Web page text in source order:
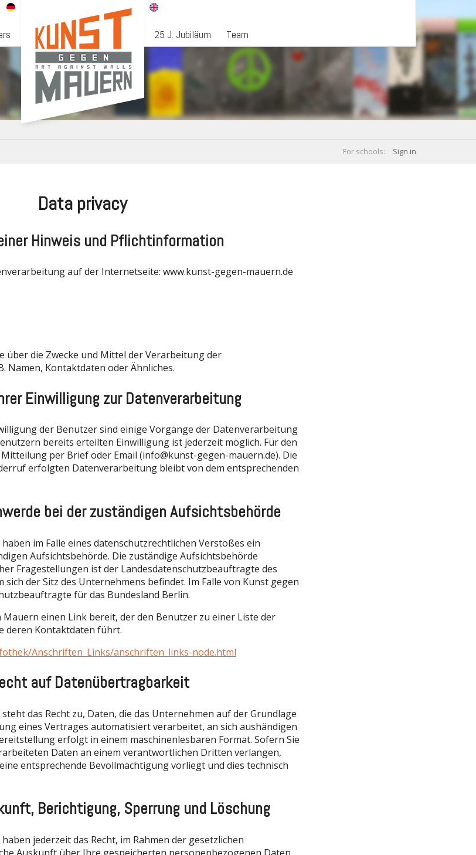
25 J. Jubiläum Team
For schools: Sign in
Data privacy
Hinweis und Pflichtinformation
auf der Internetseite: www.kunst-gegen-mauern.de
über die Zwecke und Mittel der Verarbeitung der
Namen, Kontaktdaten oder Ähnliches.
Einwilligung zur Datenverarbeitung
der Benutzer sind einige Vorgänge der Datenverarbeitung
bereits erteilten Einwilligung ist jederzeit möglich. Für den
per Brief oder Email (info@kunst-gegen-mauern.de). Die
erfolgten Datenverarbeitung bleibt von dem entsprechenden
bei der zuständigen Aufsichtsbehörde
im Falle eines datenschutzrechtlichen Verstoßes ein
Aufsichtsbehörde. Die zuständige Aufsichtsbehörde
Fragestellungen ist der Landesdatenschutzbeauftragte des
sich der Sitz des Unternehmens befindet. Im Falle von Kunst gegen
für das Bundesland Berlin.
einen Link bereit, der den Benutzer zu einer Liste der
deren Kontaktdaten führt.
Anschriften_Links/anschriften_links-node.html
auf Datenübertragbarkeit
das Recht zu, Daten, die das Unternehmen auf der Grundlage
eines Vertrages automatisiert verarbeitet, an sich aushändigen
erfolgt in einem maschinenlesbaren Format. Sofern Sie
Daten an einem verantwortlichen Dritten verlangen,
entsprechende Bevollmächtigung vorliegt und dies technisch
Berichtigung, Sperrung und Löschung
jederzeit das Recht, im Rahmen der gesetzlichen